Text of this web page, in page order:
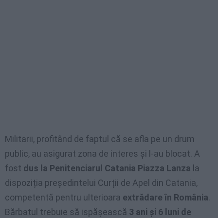
Militarii, profitând de faptul că se afla pe un drum
public, au asigurat zona de interes și l-au blocat. A
fost dus la Penitenciarul Catania Piazza Lanza la
dispoziția președintelui Curții de Apel din Catania,
competentă pentru ulterioara extrădare în România.
Bărbatul trebuie să ispășească 3 ani și 6 luni de